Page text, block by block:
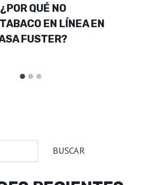
QUÉ NO
EN LÍNEA EN
FUSTER?
BUSCAR